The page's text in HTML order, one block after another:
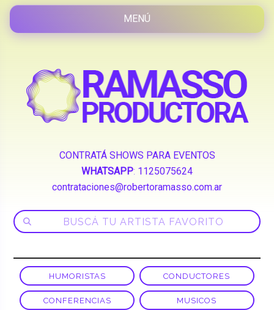
CONTRATÁ SHOWS PARA EVENTOS
WHATSAPP: 1125075624
contrataciones@robertoramasso.com.ar
HUMORISTAS CONDUCTORES
CONFERENCIAS MUSICOS